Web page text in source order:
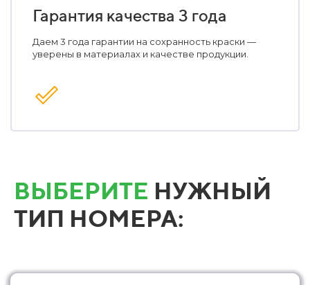
Гарантия качества 3 года
Даем 3 года гарантии на сохранность краски —
уверены в материалах и качестве продукции.
ВЫБЕРИТЕ НУЖНЫЙ
ТИП НОМЕРА: